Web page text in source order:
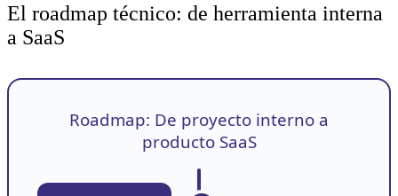
El roadmap técnico: de herramienta interna
a SaaS
Roadmap: De proyecto interno a
producto SaaS